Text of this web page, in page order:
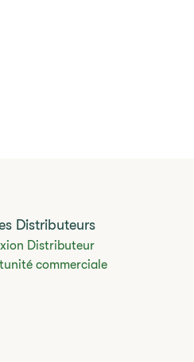
Distributeurs
Distributeur
commerciale